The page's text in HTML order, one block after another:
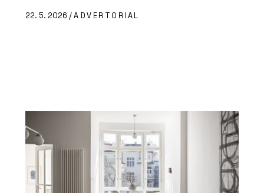
22. 5. 2026 /ADVERTORIAL